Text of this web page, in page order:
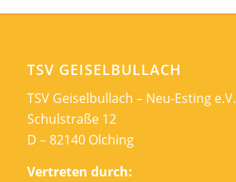
TSV GEISELBULLACH
TSV Geiselbullach – Neu-Esting e.V.
Schulstraße 12
D – 82140 Olching
Vertreten durch: